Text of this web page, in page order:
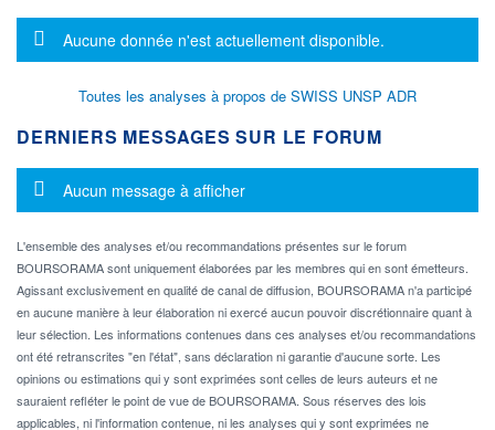
Message d'information
Aucune donnée n'est actuellement disponible.
Toutes les analyses à propos de SWISS UNSP ADR
DERNIERS MESSAGES SUR LE FORUM
Message d'information
Aucun message à afficher
L'ensemble des analyses et/ou recommandations présentes sur le forum
BOURSORAMA sont uniquement élaborées par les membres qui en sont émetteurs.
Agissant exclusivement en qualité de canal de diffusion, BOURSORAMA n'a participé
en aucune manière à leur élaboration ni exercé aucun pouvoir discrétionnaire quant à
leur sélection. Les informations contenues dans ces analyses et/ou recommandations
ont été retranscrites "en l'état", sans déclaration ni garantie d'aucune sorte. Les
opinions ou estimations qui y sont exprimées sont celles de leurs auteurs et ne
sauraient refléter le point de vue de BOURSORAMA. Sous réserves des lois
applicables, ni l'information contenue, ni les analyses qui y sont exprimées ne